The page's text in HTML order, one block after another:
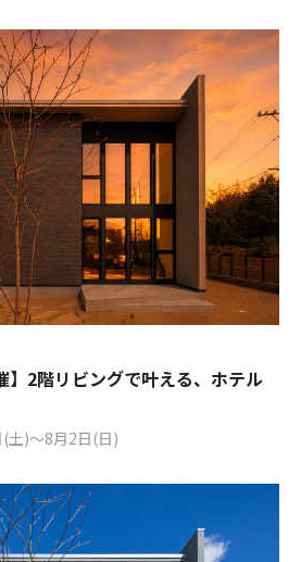
】2階リビングで叶える、ホテル
土)〜8月2日(日)